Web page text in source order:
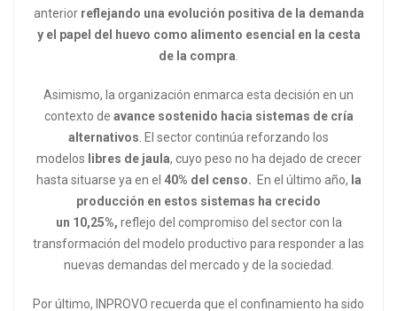
anterior reflejando una evolución positiva de la demanda
y el papel del huevo como alimento esencial en la cesta
de la compra.
Asimismo, la organización enmarca esta decisión en un
contexto de avance sostenido hacia sistemas de cría
alternativos. El sector continúa reforzando los
modelos libres de jaula, cuyo peso no ha dejado de crecer
hasta situarse ya en el 40% del censo. En el último año, la
producción en estos sistemas ha crecido
un 10,25%, reflejo del compromiso del sector con la
transformación del modelo productivo para responder a las
nuevas demandas del mercado y de la sociedad.
Por último, INPROVO recuerda que el confinamiento ha sido